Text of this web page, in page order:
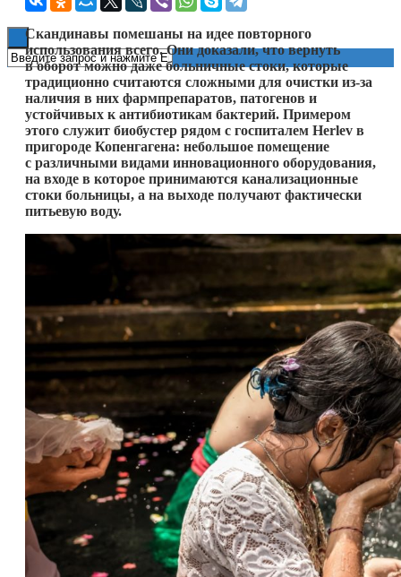
Скандинавы помешаны на идее повторного
использования всего. Они доказали, что вернуть
в оборот можно даже больничные стоки, которые
традиционно считаются сложными для очистки из-за
наличия в них фармпрепаратов, патогенов и
устойчивых к антибиотикам бактерий. Примером
этого служит биобустер рядом с госпиталем Herlev в
пригороде Копенгагена: небольшое помещение
с различными видами инновационного оборудования,
на входе в которое принимаются канализационные
стоки больницы, а на выходе получают фактически
питьевую воду.